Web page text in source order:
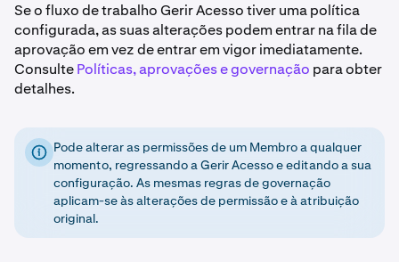
Se o fluxo de trabalho Gerir Acesso tiver uma política
configurada, as suas alterações podem entrar na fila de
aprovação em vez de entrar em vigor imediatamente.
ConsultePolíticas, aprovações e governação para obter
detalhes.
Pode alterar as permissões de um Membro a qualquer
momento, regressando a Gerir Acesso e editando a sua
configuração. As mesmas regras de governação
aplicam-se às alterações de permissão e à atribuição
original.